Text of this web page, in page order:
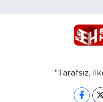
"Tarafsız,